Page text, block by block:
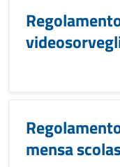
mensa